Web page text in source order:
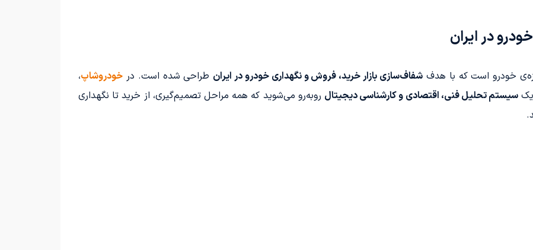
در ایران
خودرو است که با هدف شفاف‌سازی بازار خرید، فروش و نگهداری خودرو در ایران طراحی شده است. در خودروشاپ،
سیستم تحلیل فنی، اقتصادی و کارشناسی دیجیتال روبه‌رو می‌شوید که همه مراحل تصمیم‌گیری، از خرید تا نگهداری